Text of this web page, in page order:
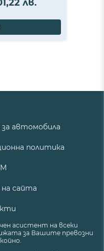
лв.
за автомобила
политика
сайта
асистент на всеки
за Вашите превозни